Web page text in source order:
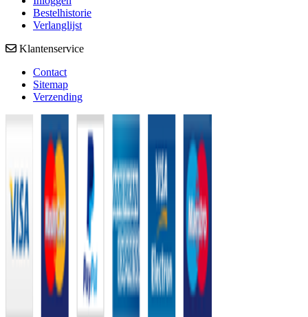
Bestelhistorie
Verlanglijst
Klantenservice
Contact
Sitemap
Verzending